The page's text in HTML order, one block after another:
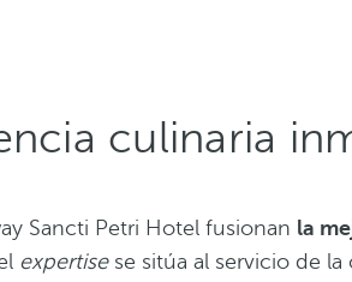
culinaria
Sancti Petri Hotel fusionan la
expertise se sitúa al servicio de